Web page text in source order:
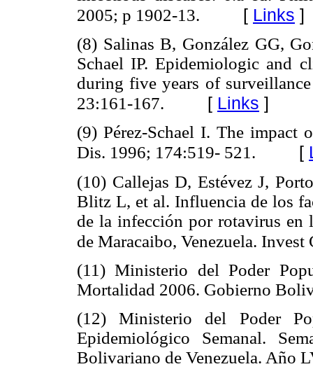
2005; p 1902-13.
[ Links ]
(8) Salinas B, González GG,
Schael IP. Epidemiologic and
during five years of
23:161-167.
[ Links ]
(9) Pérez-Schael I. The impact
Dis. 1996; 174:519- 521.
[
(10) Callejas D, Estévez J,
Blitz L, et al. Influencia de los
de la infección por rotavirus en
de Maracaibo, Venezuela.
(11) Ministerio del Poder
Mortalidad 2006. Gobierno
(12) Ministerio del Poder
Epidemiológico Semanal.
Bolivariano de Venezuela. Año